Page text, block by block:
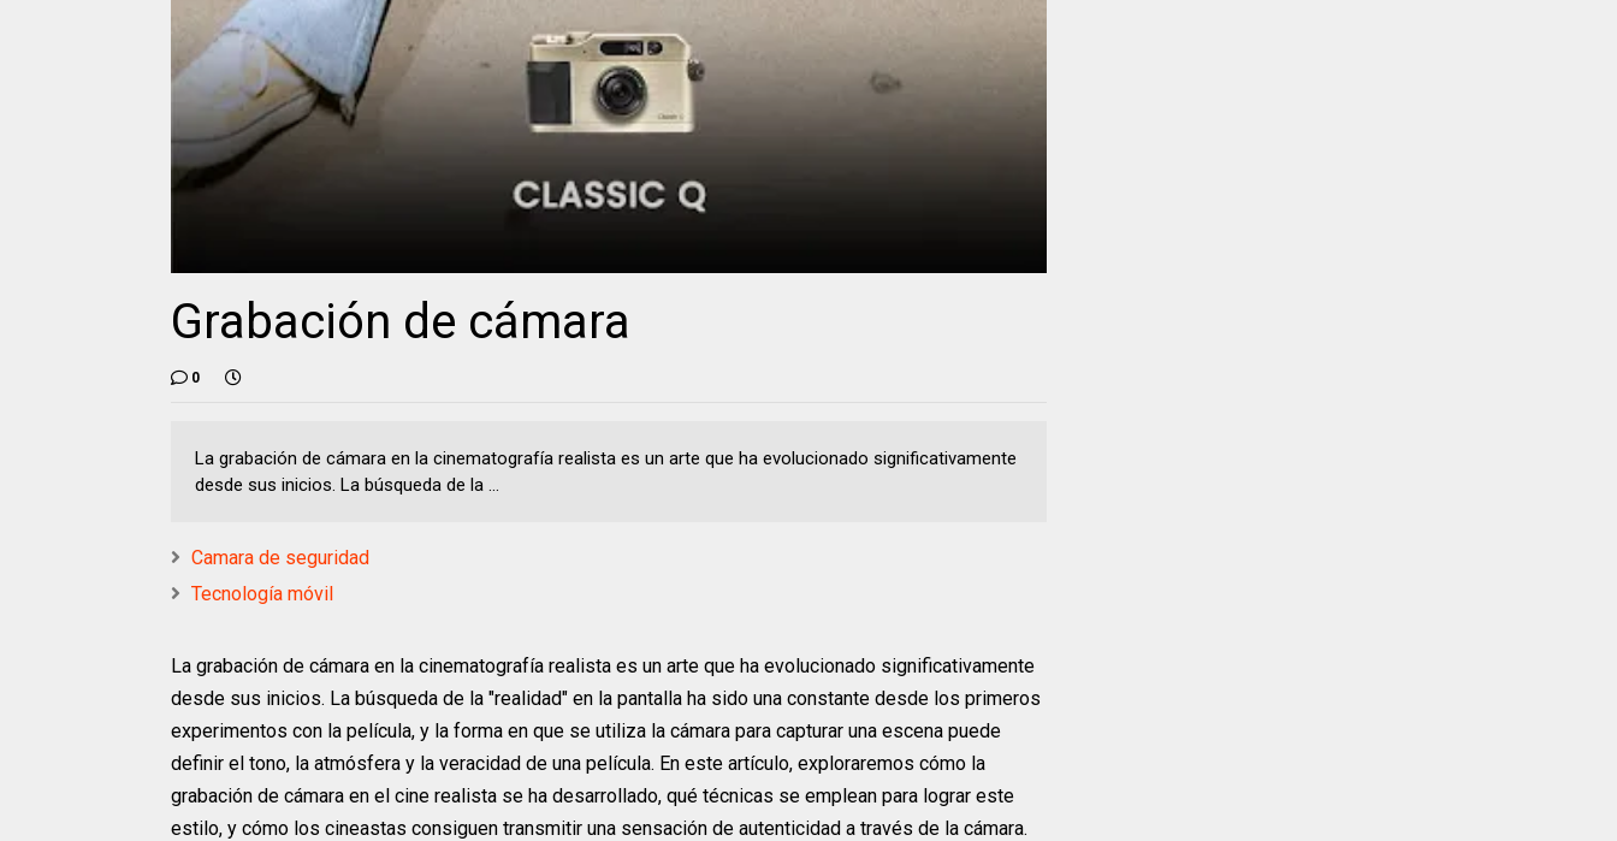
Grabación de cámara
0
La grabación de cámara en la cinematografía realista es un arte que ha evolucionado significativamente
desde sus inicios. La búsqueda de la ...
Camara de seguridad
Tecnología móvil
La grabación de cámara en la cinematografía realista es un arte que ha evolucionado significativamente
desde sus inicios. La búsqueda de la "realidad" en la pantalla ha sido una constante desde los primeros
experimentos con la película, y la forma en que se utiliza la cámara para capturar una escena puede
definir el tono, la atmósfera y la veracidad de una película. En este artículo, exploraremos cómo la
grabación de cámara en el cine realista se ha desarrollado, qué técnicas se emplean para lograr este
estilo, y cómo los cineastas consiguen transmitir una sensación de autenticidad a través de la cámara.